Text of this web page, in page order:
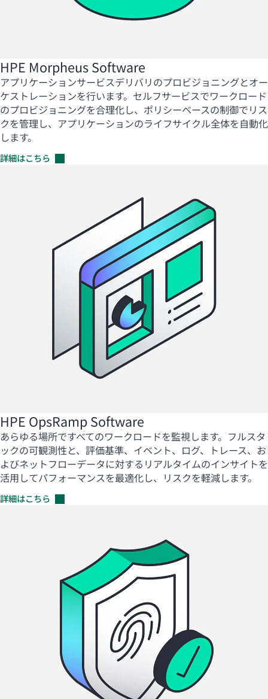
HPE Morpheus Software
アプリケーションサービスデリバリのプロビジョニングとオー
ケストレーションを行います。 セルフサービスでワークロード
のプロビジョニングを合理化し、ポリシーベースの制御でリス
クを管理し、アプリケーションのライフサイクル全体を自動化
します。
詳細はこちら
HPE OpsRamp Software
あらゆる場所ですべてのワークロードを監視します。 フルスタ
ックの可観測性と、評価基準、イベント、ログ、トレース、お
よびネットフローデータに対するリアルタイムのインサイトを
活用してパフォーマンスを最適化し、リスクを軽減します。
詳細はこちら